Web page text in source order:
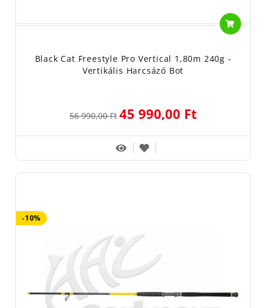
Black Cat Freestyle Pro Vertical 1,80m 240g -
Vertikális Harcsázó Bot
56 990,00 Ft 45 990,00 Ft
-10%